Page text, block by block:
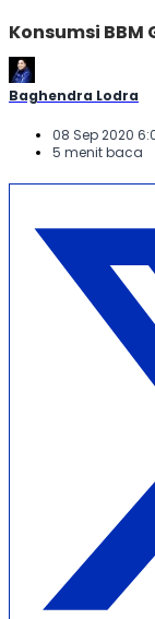
Konsumsi BBM
Baghendra Lodra
08 Sep 2020
5 menit baca